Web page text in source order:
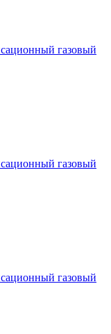
газовый
газовый
газовый